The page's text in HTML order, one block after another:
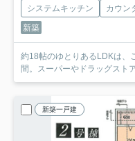
システムキッチン
カウン
新築
約18帖のゆとりあるLDKは、
間。スーパーやドラッグスト
新築一戸建